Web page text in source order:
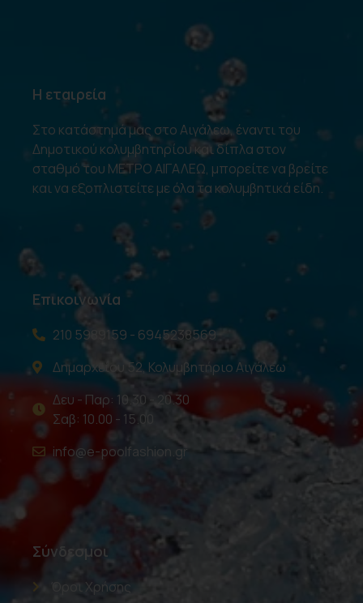
Η εταιρεία
Στο κατάστημά μας στο Αιγάλεω, έναντι του
Δημοτικού κολυμβητηρίου και δίπλα στον
σταθμό του ΜΕΤΡΟ ΑΙΓΑΛΕΩ, μπορείτε να βρείτε
και να εξοπλιστείτε με όλα τα κολυμβητικά είδη.
Επικοινωνία
210 5989159 - 6945238569
Δημαρχείου 52, Κολυμβητήριο Αιγάλεω
Δευ - Παρ: 10.30 - 20.30
Σαβ: 10.00 - 15.00
info@e-poolfashion.gr
Σύνδεσμοι
Όροι Χρήσης